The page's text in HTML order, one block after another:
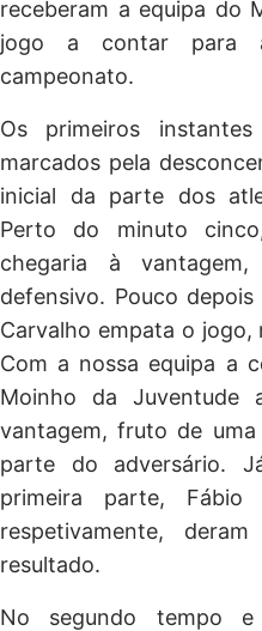
receberam a equipa do
jogo a contar para
campeonato.
Os primeiros
marcados pela
inicial da parte dos
Perto do minuto
chegaria à
defensivo. Pouco
Carvalho empata o jogo,
Com a nossa equipa a
Moinho da
vantagem, fruto de
parte do adversário.
primeira parte, Fábio
respetivamente,
resultado.
No segundo tempo